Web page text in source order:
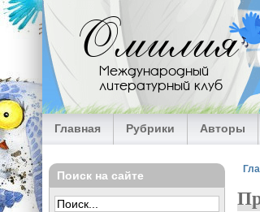
Перейти к основному содержанию
Омилия
Международный
литературный клуб
Главная Рубрики Авторы
Поиск на сайте